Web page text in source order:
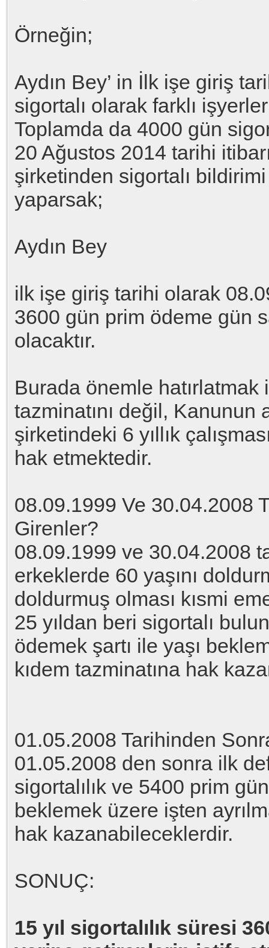
Örneğin;
Aydın Bey’ in İlk işe giriş
sigortalı olarak farklı
Toplamda da 4000 gün
20 Ağustos 2014 tarihi
şirketinden sigortalı
yaparsak;
Aydın Bey
ilk işe giriş tarihi olarak
3600 gün prim ödeme gün
olacaktır.
Burada önemle hatırlatmak
tazminatını değil, Kanunun
şirketindeki 6 yıllık
hak etmektedir.
08.09.1999 Ve 30.04.2008
Girenler?
08.09.1999 ve 30.04.2008
erkeklerde 60 yaşını
doldurmuş olması kısmi
25 yıldan beri sigortalı
ödemek şartı ile yaşı
kıdem tazminatına hak
01.05.2008 Tarihinden
01.05.2008 den sonra ilk
sigortalılık ve 5400 prim
beklemek üzere işten
hak kazanabileceklerdir.
SONUÇ:
15 yıl sigortalılık süresi